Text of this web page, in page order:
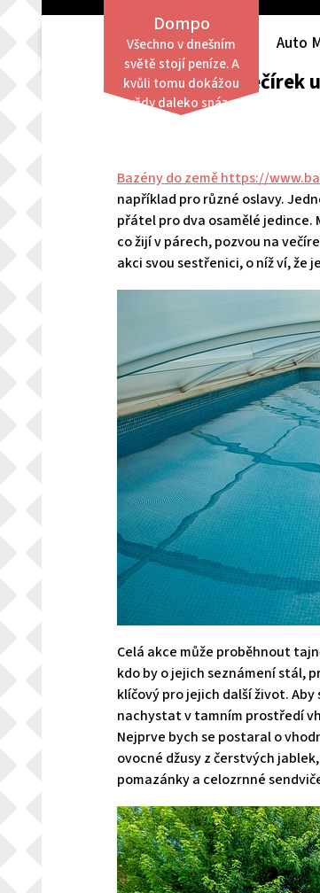
Dompo
Všechno v dnešním
světě stojí peníze. A
kvůli tomu dokážou
vždy daleko snáze
finanční stránce
přáno.
Auto
Seznamovací večírek
Bazény do země https://
například pro různé oslavy.
přátel pro dva osamělé
co žijí v párech, pozvou na
akci svou sestřenici, o níž ví, že
Celá akce může proběhnout
kdo by o jejich seznámení stál,
klíčový pro jejich další život.Aby
nachystat v tamním prostředí
Nejprve bych se postaral o
ovocné džusy z čerstvých
pomazánky a celozrnné